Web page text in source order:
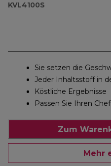
KVL4100S
Sie setzen die
Jeder Inhaltsstoff in
Köstliche Ergebnisse
Passen Sie Ihren
Zum
Mehr